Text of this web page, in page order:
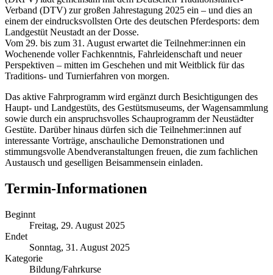
Verband (DTV) zur großen Jahrestagung 2025 ein – und dies an
einem der eindrucksvollsten Orte des deutschen Pferdesports: dem
Landgestüt Neustadt an der Dosse.
Vom 29. bis zum 31. August erwartet die Teilnehmer:innen ein
Wochenende voller Fachkenntnis, Fahrleidenschaft und neuer
Perspektiven – mitten im Geschehen und mit Weitblick für das
Traditions- und Turnierfahren von morgen.
Das aktive Fahrprogramm wird ergänzt durch Besichtigungen des
Haupt- und Landgestüts, des Gestütsmuseums, der Wagensammlung
sowie durch ein anspruchsvolles Schauprogramm der Neustädter
Gestüte. Darüber hinaus dürfen sich die Teilnehmer:innen auf
interessante Vorträge, anschauliche Demonstrationen und
stimmungsvolle Abendveranstaltungen freuen, die zum fachlichen
Austausch und geselligen Beisammensein einladen.
Termin-Informationen
Beginnt
Freitag, 29. August 2025
Endet
Sonntag, 31. August 2025
Kategorie
Bildung/Fahrkurse